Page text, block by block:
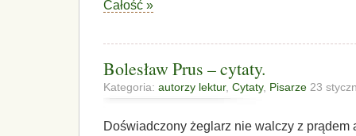
Całość »
Bolesław Prus – cytaty.
Kategoria: autorzy lektur, Cytaty, Pisarze 23
Doświadczony żeglarz nie walczy z prądem